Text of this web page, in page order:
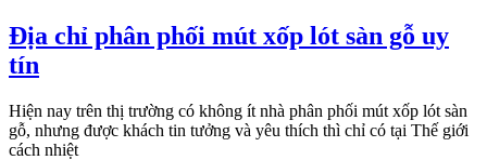
Địa chỉ phân phối mút xốp lót sàn gỗ uy
tín
Hiện nay trên thị trường có không ít nhà phân phối mút xốp lót sàn
gỗ, nhưng được khách tin tưởng và yêu thích thì chỉ có tại Thế giới
cách nhiệt